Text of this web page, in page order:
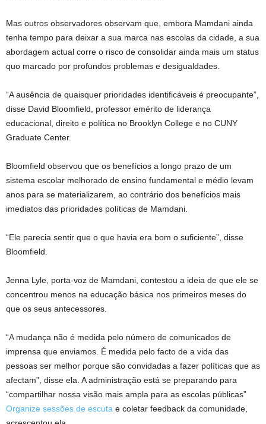
Mas outros observadores observam que, embora Mamdani ainda
tenha tempo para deixar a sua marca nas escolas da cidade, a sua
abordagem actual corre o risco de consolidar ainda mais um status
quo marcado por profundos problemas e desigualdades.
“A ausência de quaisquer prioridades identificáveis ​​é preocupante”,
disse David Bloomfield, professor emérito de liderança
educacional, direito e política no Brooklyn College e no CUNY
Graduate Center.
Bloomfield observou que os benefícios a longo prazo de um
sistema escolar melhorado de ensino fundamental e médio levam
anos para se materializarem, ao contrário dos benefícios mais
imediatos das prioridades políticas de Mamdani.
“Ele parecia sentir que o que havia era bom o suficiente”, disse
Bloomfield.
Jenna Lyle, porta-voz de Mamdani, contestou a ideia de que ele se
concentrou menos na educação básica nos primeiros meses do
que os seus antecessores.
“A mudança não é medida pelo número de comunicados de
imprensa que enviamos. É medida pelo facto de a vida das
pessoas ser melhor porque são convidadas a fazer políticas que as
afectam”, disse ela. A administração está se preparando para
“compartilhar nossa visão mais ampla para as escolas públicas”
Organize sessões de escuta e coletar feedback da comunidade,